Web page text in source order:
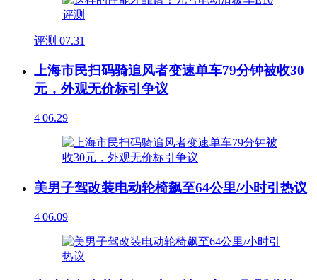
评测 07.31
上海市民扫码骑追风者变速单车79分钟被收30
元，外观无价标引争议
4 06.29
美男子驾改装电动轮椅飙至64公里/小时引热议
4 06.09